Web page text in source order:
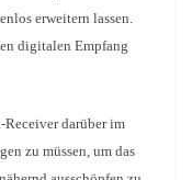
erweitern lassen.
digitalen Empfang
darüber im
zu müssen, um das